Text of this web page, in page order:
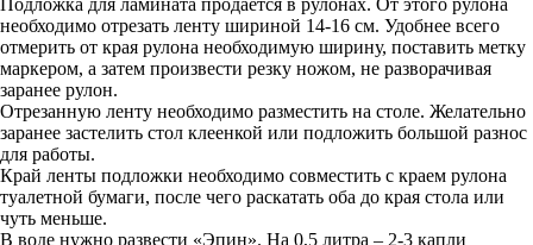
Подложка для ламината продается в рулонах. От этого рулона
необходимо отрезать ленту шириной 14-16 см. Удобнее всего
отмерить от края рулона необходимую ширину, поставить метку
маркером, а затем произвести резку ножом, не разворачивая
заранее рулон.
Отрезанную ленту необходимо разместить на столе. Желательно
заранее застелить стол клеенкой или подложить большой разнос
для работы.
Край ленты подложки необходимо совместить с краем рулона
туалетной бумаги, после чего раскатать оба до края стола или
чуть меньше.
В воде нужно развести «Эпин». На 0,5 литра – 2-3 капли